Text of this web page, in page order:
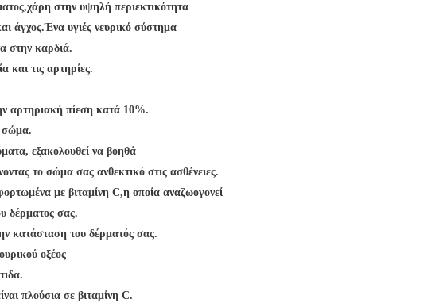
χάρη στην υψηλή περιεκτικότητα
άγχος.Ένα υγιές νευρικό σύστημα
στην καρδιά.
και τις αρτηρίες.
αρτηριακή πίεση κατά 10%.
σώμα.
εξακολουθεί να βοηθά
το σώμα σας ανθεκτικό στις ασθένειες.
με βιταμίνη C,η οποία αναζωογονεί
δέρματος σας.
κατάσταση του δέρματός σας.
οξέος
πλούσια σε βιταμίνη C.